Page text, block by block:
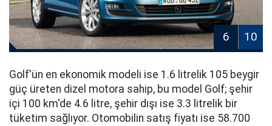
6 10
Golf'ün en ekonomik modeli ise 1.6 litrelik 105 beygir
güç üreten dizel motora sahip, bu model Golf; şehir
içi 100 km'de 4.6 litre, şehir dışı ise 3.3 litrelik bir
tüketim sağlıyor. Otomobilin satış fiyatı ise 58.700